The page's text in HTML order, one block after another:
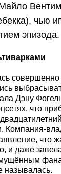
чью
эпизода.
Дэну
что
Компания-
что
и даже
называлась.